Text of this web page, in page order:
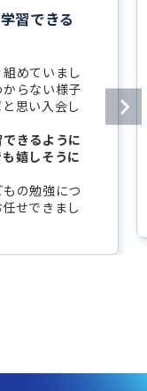
習できる
めていまし
らない様子
思い入会し
きるように
嬉しそうに
の勉強につ
せできまし